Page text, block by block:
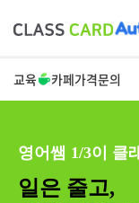
교육 카페가격문의
영어쌤 1/3이 클
일은 줄고,